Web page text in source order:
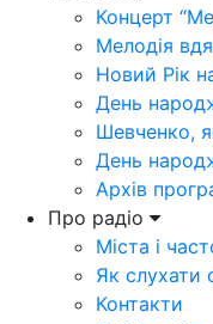
Концерт
Мелодія
Новий Рік
День
Шевченко,
День
Архів
Про радіо
Міста і
Як слухати
Контакти